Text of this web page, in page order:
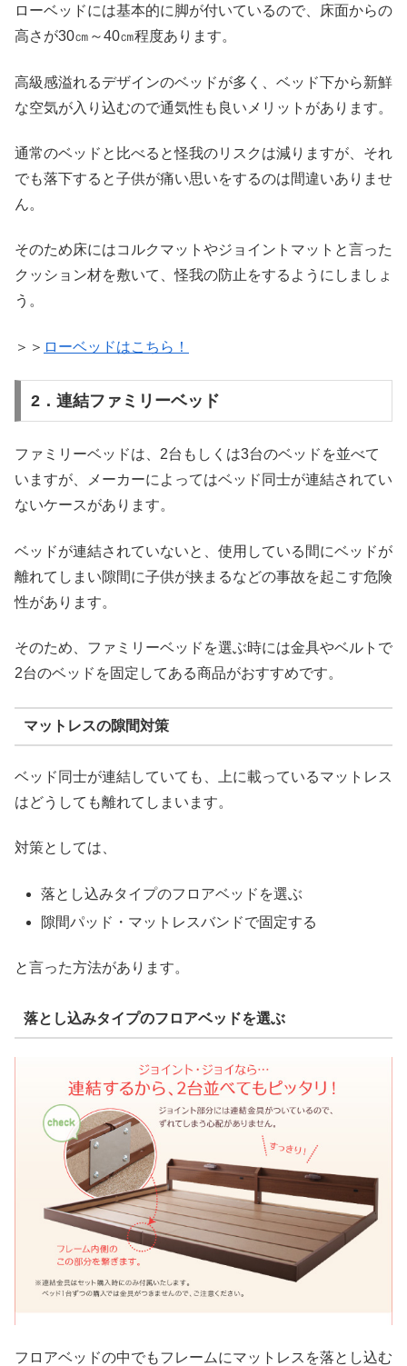
ローベッドには基本的に脚が付いているので、床面からの
高さが30㎝～40㎝程度あります。
高級感溢れるデザインのベッドが多く、ベッド下から新鮮
な空気が入り込むので通気性も良いメリットがあります。
通常のベッドと比べると怪我のリスクは減りますが、それ
でも落下すると子供が痛い思いをするのは間違いありませ
ん。
そのため床にはコルクマットやジョイントマットと言った
クッション材を敷いて、怪我の防止をするようにしましょ
う。
＞＞ ローベッドはこちら！
2．連結ファミリーベッド
ファミリーベッドは、2台もしくは3台のベッドを並べて
いますが、メーカーによってはベッド同士が連結されてい
ないケースがあります。
ベッドが連結されていないと、使用している間にベッドが
離れてしまい隙間に子供が挟まるなどの事故を起こす危険
性があります。
そのため、ファミリーベッドを選ぶ時には金具やベルトで
2台のベッドを固定してある商品がおすすめです。
マットレスの隙間対策
ベッド同士が連結していても、上に載っているマットレス
はどうしても離れてしまいます。
対策としては、
落とし込みタイプのフロアベッドを選ぶ
隙間パッド・マットレスバンドで固定する
と言った方法があります。
落とし込みタイプのフロアベッドを選ぶ
フロアベッドの中でもフレームにマットレスを落とし込む